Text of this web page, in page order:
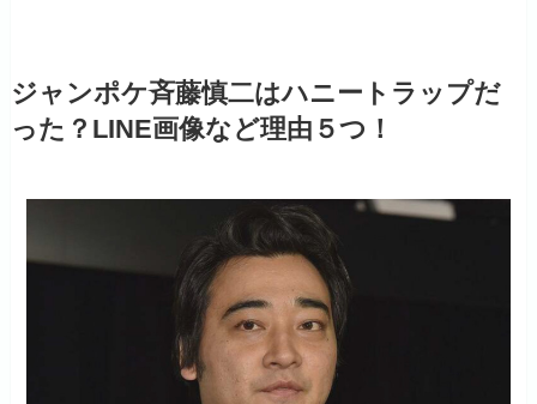
ジャンポケ斉藤慎二はハニートラップだ
った？LINE画像など理由５つ！